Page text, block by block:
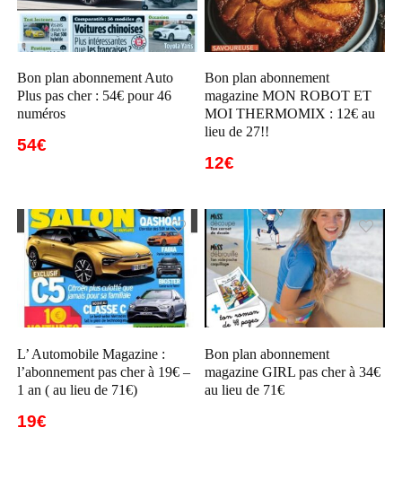
Bon plan abonnement Auto
Plus pas cher : 54€ pour 46
numéros
54€
Bon plan abonnement
magazine MON ROBOT ET
MOI THERMOMIX : 12€ au
lieu de 27!!
12€
L’ Automobile Magazine :
l’abonnement pas cher à 19€ –
1 an ( au lieu de 71€)
19€
Bon plan abonnement
magazine GIRL pas cher à 34€
au lieu de 71€